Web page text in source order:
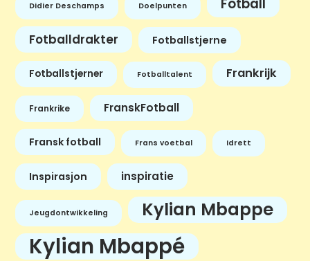
Didier Deschamps Doelpunten
Fotballdrakter Fotballstjerne
Fotballstjerner Fotballtalent Frankrijk
Frankrike FranskFotball
Fransk fotball Frans voetbal Idrett
Inspirasjon inspiratie
Jeugdontwikkeling Kylian Mbappe
Kylian Mbappé